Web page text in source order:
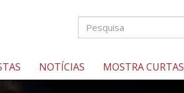
NOTÍCIAS MOSTRA CURTAS